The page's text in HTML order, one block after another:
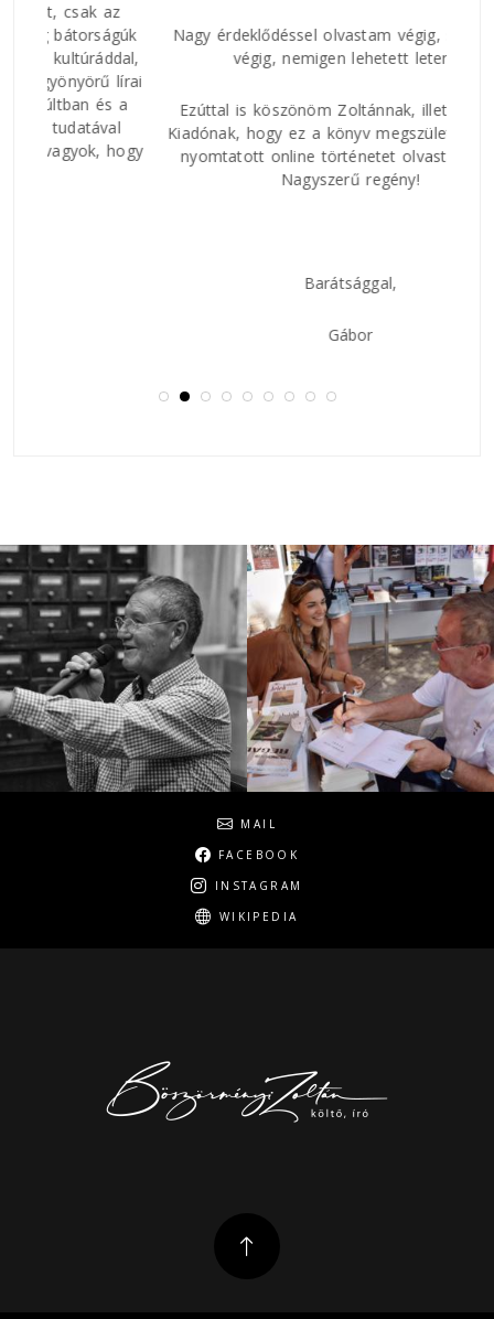
Nagy érdeklődéssel olvastam végig, szó szerint
végig, nemigen lehetett letenni.
Ezúttal is köszönöm Zoltánnak, illetve a Jelen
Kiadónak, hogy ez a könyv megszületett. Mintha
nyomtatott online történetet olvastam volna.
Nagyszerű regény!
MAIL
FACEBOOK
INSTAGRAM
WIKIPEDIA